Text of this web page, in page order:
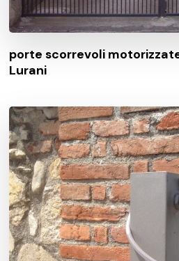
porte scorrevoli
Lurani